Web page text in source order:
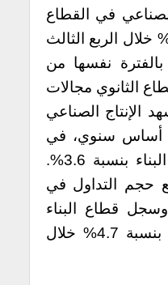
الصناعي في القطاع
ارتفع بنسبة 3.5% خلال الربع الثالث
مقارنةً بالفترة نفسها من
الثانوي مجالات
الإنتاج الصناعي
2.1% على أساس سنوي، في
حين تراجع إنتاج قطاع البناء بنسبة 3.6%.
حجم التداول في
بنسبة 5.7%، وسجل قطاع البناء
زيادة في حجم التداول بنسبة 4.7% خلال